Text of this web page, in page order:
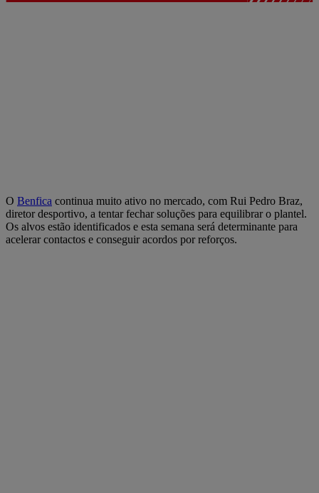
O Benfica continua muito ativo no mercado, com Rui Pedro Braz,
diretor desportivo, a tentar fechar soluções para equilibrar o plantel.
Os alvos estão identificados e esta semana será determinante para
acelerar contactos e conseguir acordos por reforços.